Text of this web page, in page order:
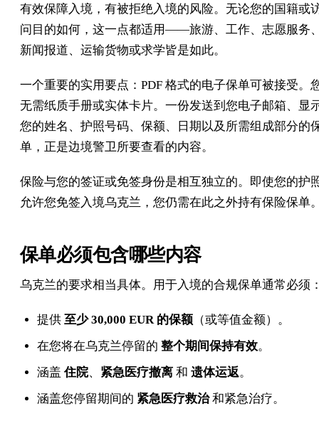
有效保障入境，有被拒绝入境的风险。无论您的国籍或
问目的如何，这一点都适用——旅游、工作、志愿服务
新闻报道、运输货物或求学皆是如此。
一个重要的实用要点：PDF 格式的电子保单可被接受。
无需纸质手册或实体卡片。一份发送到您电子邮箱、显
您的姓名、护照号码、保额、日期以及所需组成部分的
单，正是边境警卫所要查看的内容。
保险与您的签证或免签身份是相互独立的。即使您的护
允许您免签入境乌克兰，您仍需在此之外持有保险保单
保单必须包含哪些内容
乌克兰的要求相当具体。用于入境的合规保单通常必须
提供 至少 30,000 EUR 的保额 （或等值金额）。
在您将在乌克兰停留的 整个期间保持有效。
涵盖住院、 紧急医疗撤离 和 遗体运返。
涵盖您停留期间的 紧急医疗救治和紧急治疗。